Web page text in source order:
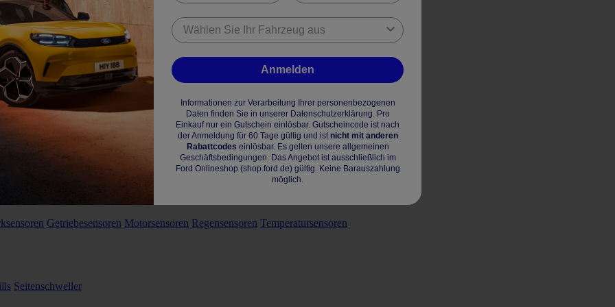
Getriebesensoren Motorsensoren Regensensoren Temperatursensoren
Seitenschweller
Anmelden
Informationen zur Verarbeitung Ihrer personenbezogenen
Daten finden Sie in unserer Datenschutzerklärung. Pro
Einkauf nur ein Gutschein einlösbar. Gutscheincode ist nach
der Anmeldung für 60 Tage gültig und ist nicht mit anderen
Rabattcodes einlösbar. Es gelten unsere allgemeinen
Geschäftsbedingungen. Das Angebot ist ausschließlich im
Ford Onlineshop (shop.ford.de) gültig. Keine Barauszahlung
möglich.